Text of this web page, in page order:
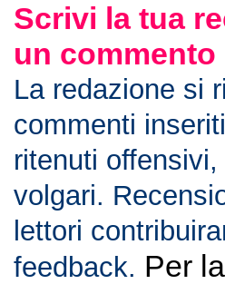
Scrivi la tua
un commento
La redazione si
commenti
ritenuti
volgari.
lettori
feedback. Per